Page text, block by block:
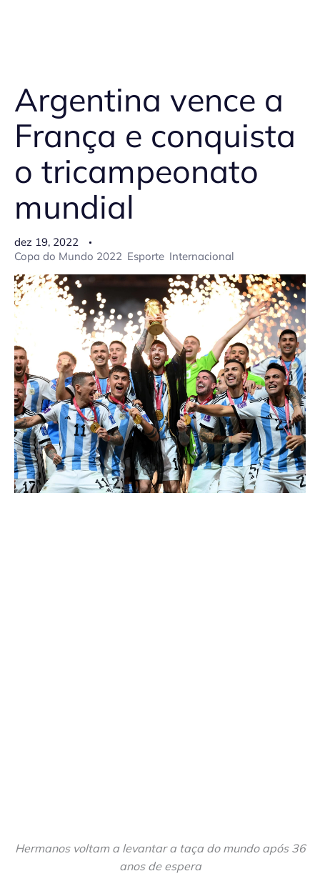
Argentina vence a
França e conquista
o tricampeonato
mundial
dez 19, 2022
Copa do Mundo 2022 Esporte Internacional
Hermanos voltam a levantar a taça do mundo após 36
anos de espera